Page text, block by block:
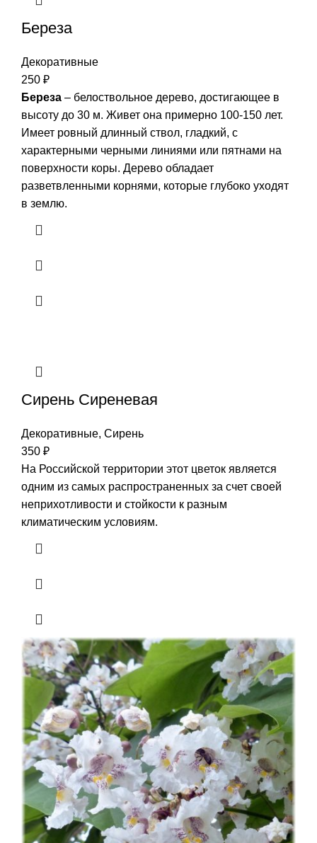
Береза
Декоративные
250 ₽
Береза – белоствольное дерево, достигающее в
высоту до 30 м. Живет она примерно 100-150 лет.
Имеет ровный длинный ствол, гладкий, с
характерными черными линиями или пятнами на
поверхности коры. Дерево обладает
разветвленными корнями, которые глубоко уходят
в землю.
Сирень Сиреневая
Декоративные, Сирень
350 ₽
На Российской территории этот цветок является
одним из самых распространенных за счет своей
неприхотливости и стойкости к разным
климатическим условиям.